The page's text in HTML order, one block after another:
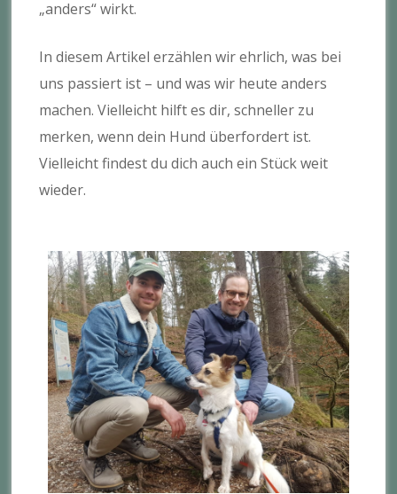
„anders“ wirkt.
In diesem Artikel erzählen wir ehrlich, was bei
uns passiert ist – und was wir heute anders
machen. Vielleicht hilft es dir, schneller zu
merken, wenn dein Hund überfordert ist.
Vielleicht findest du dich auch ein Stück weit
wieder.